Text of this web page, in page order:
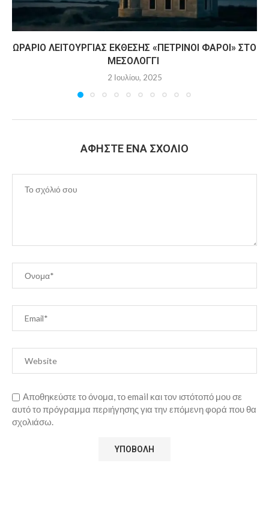
ΩΡΆΡΙΟ ΛΕΙΤΟΥΡΓΊΑΣ ΈΚΘΕΣΗΣ «ΠΈΤΡΙΝΟΙ ΦΆΡΟΙ» ΣΤΟ
ΜΕΣΟΛΌΓΓΙ
2 Ιουλίου, 2025
ΑΦΉΣΤΕ ΈΝΑ ΣΧΌΛΙΟ
Αποθηκεύστε το όνομα, το email και τον ιστότοπό μου σε
αυτό το πρόγραμμα περιήγησης για την επόμενη φορά που θα
σχολιάσω.